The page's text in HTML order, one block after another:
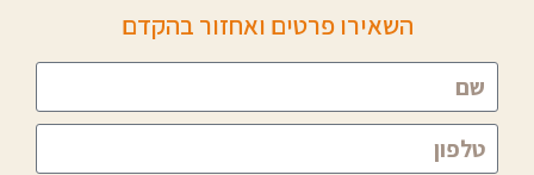
השאירו פרטים ואחזור בהקדם